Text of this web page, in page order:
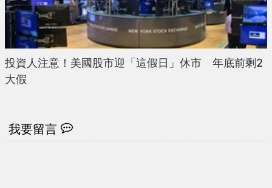
投資人注意！美國股市迎「這假日」休市 年底前剩2
大假
我要留言